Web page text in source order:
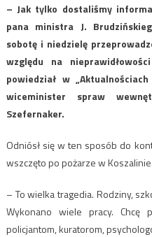
– Jak tylko dostaliśmy
pana ministra J.
sobotę i niedzielę
względu na
powiedział w
wiceminister spraw
Szefernaker.
Odniósł się w ten sposób do
wszczęto po pożarze w
– To wielka tragedia. Rodziny,
Wykonano wiele pracy. Chcę
policjantom, kuratorom,